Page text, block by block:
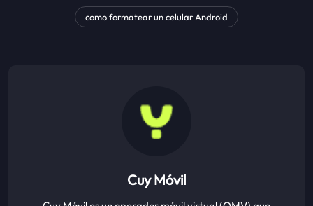
como formatear un celular Android
Cuy Móvil